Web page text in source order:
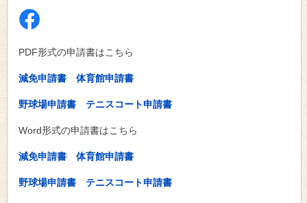
PDF形式の申請書はこちら
減免申請書 体育館申請書
野球場申請書 テニスコート申請書
Word形式の申請書はこちら
減免申請書 体育館申請書
野球場申請書 テニスコート申請書